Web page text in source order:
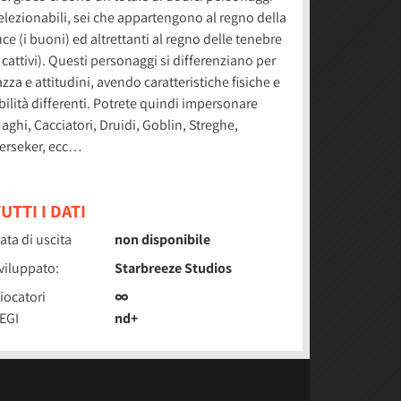
sei che appartengono al regno della
(i buoni) ed altrettanti al regno delle tenebre
Questi personaggi si differenziano per
e attitudini, avendo caratteristiche fisiche e
differenti. Potrete quindi impersonare
Cacciatori, Druidi, Goblin, Streghe,
ecc…
I DATI
di uscita
non disponibile
Starbreeze Studios
∞
nd+